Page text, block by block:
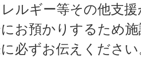
ルギー等その他支
お預かりするため
必ずお伝えくださ